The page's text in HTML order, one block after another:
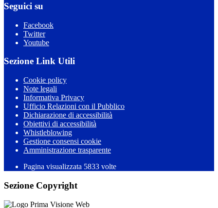
Seguici su
Facebook
Twitter
Youtube
Sezione Link Utili
Cookie policy
Note legali
Informativa Privacy
Ufficio Relazioni con il Pubblico
Dichiarazione di accessibilità
Obiettivi di accessibilità
Whistleblowing
Gestione consensi cookie
Amministrazione trasparente
Pagina visualizzata 5833 volte
Sezione Copyright